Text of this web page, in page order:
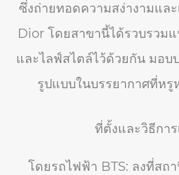
ซึ่งถ่ายทอดความสง่างามแล
Dior โดยสาขานี้ได้รวบรวม
และไลฟ์สไตล์ไว้ด้วยกัน มอบ
รูปแบบในบรรยากาศที่หรู
ที่ตั้งและวิธีกา
โดยรถไฟฟ้า BTS: ลงที่สถ